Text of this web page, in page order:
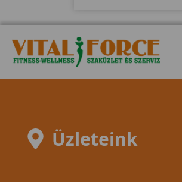
wattig való állíthatósággal
látták el. Markolat és
fülcsipeszes pulzusmérővel.
Üzleteink